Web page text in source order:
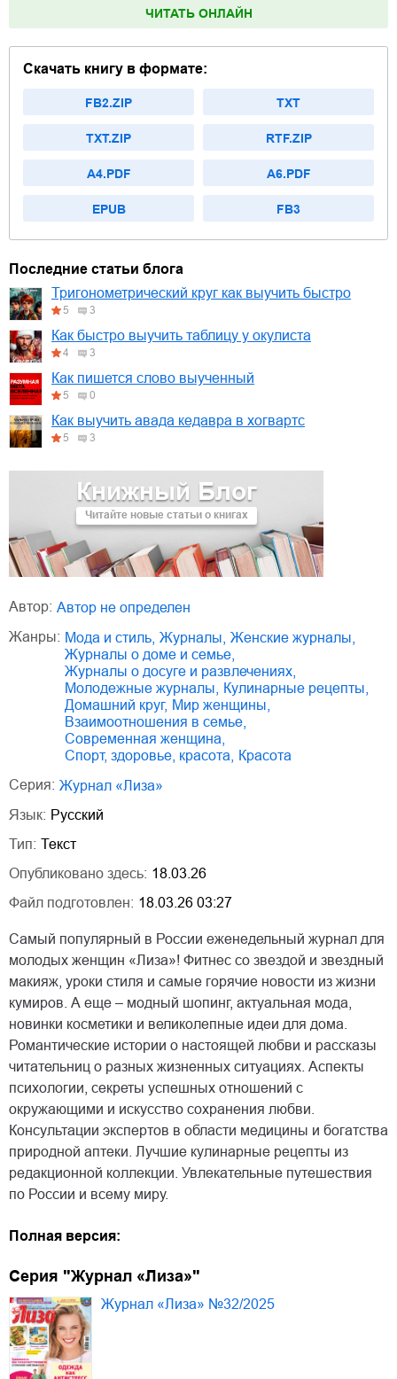
ЧИТАТЬ ОНЛАЙН
Скачать книгу в формате:
FB2.ZIP TXT
TXT.ZIP RTF.ZIP
A4.PDF A6.PDF
EPUB FB3
Книжный Блог
Читайте новые статьи о книгах
Последние статьи блога
Тригонометрический круг как выучить быстро
5 3
Как быстро выучить таблицу у окулиста
4 3
Как пишется слово выученный
5 0
Как выучить авада кедавра в хогвартс
5 3
Автор:
Автор не определен
Жанры:
мода и стиль журналы женские журналы
журналы о доме и семье
журналы о досуге и развлечениях
молодежные журналы
кулинарные рецепты
домашний круг, мир женщины
взаимоотношения в семье
современная женщина
спорт, здоровье, красота
красота
Серия:
Журнал «Лиза»
Язык: Русский
Тип: Текст
Опубликовано здесь: 18.03.26
Файл подготовлен: 18.03.26 03:27
Самый популярный в России еженедельный журнал для
молодых женщин «Лиза»! Фитнес со звездой и звездный
макияж, уроки стиля и самые горячие новости из жизни
кумиров. А еще – модный шопинг, актуальная мода,
новинки косметики и великолепные идеи для дома.
Романтические истории о настоящей любви и рассказы
читательниц о разных жизненных ситуациях. Аспекты
психологии, секреты успешных отношений с
окружающими и искусство сохранения любви.
Консультации экспертов в области медицины и богатства
природной аптеки. Лучшие кулинарные рецепты из
редакционной коллекции. Увлекательные путешествия
по России и всему миру.
Полная версия:
Серия "Журнал «Лиза»"
Журнал «Лиза» №32/2025